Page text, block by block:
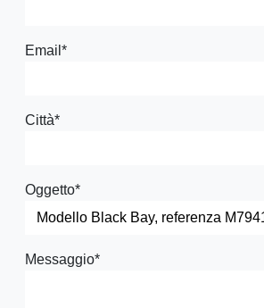
Email *
Città*
Oggetto*
Messaggio*